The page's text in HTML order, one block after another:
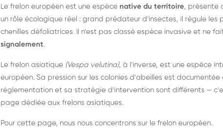
Le frelon européen est une espèce native du territoire, présente
un rôle écologique réel : grand prédateur d'insectes, il régule
chenilles défoliatrices. Il n'est pas classé espèce invasive et ne
signalement.
Le frelon asiatique (Vespa velutina), à l'inverse, est une espèce
européen. Sa pression sur les colonies d'abeilles est
réglementation et sa stratégie d'intervention sont différents —
page dédiée aux frelons asiatiques.
Pour cette page, nous nous concentrons sur le frelon européen.